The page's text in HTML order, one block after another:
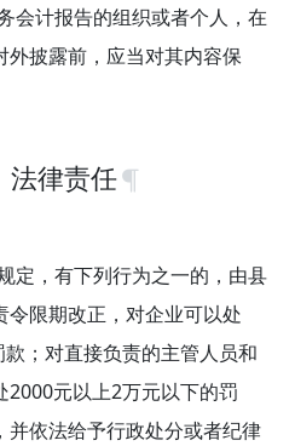
会计报告的组织或者个人，在
披露前，应当对其内容保
律责任
定，有下列行为之一的，由县
限期改正，对企业可以处
；对直接负责的主管人员和
元以上2万元以下的罚
依法给予行政处分或者纪律